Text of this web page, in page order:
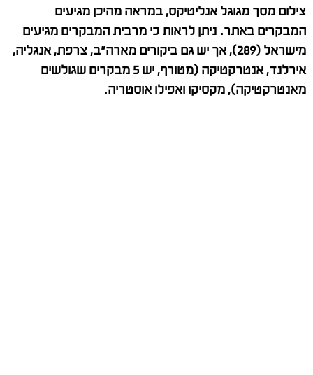
צילום מסך מגוגל אנליטיקס, במראה מהיכן מגיעים
המבקרים באתר. ניתן לראות כי מרבית המבקרים מגיעים
מישראל (289), אך יש גם ביקורים מארה"ב, צרפת, אנגליה,
אירלנד, אנטרקטיקה (מטורף, יש 5 מבקרים שגולשים
מאנטרקטיקה), מקסיקו ואפילו אוסטריה.